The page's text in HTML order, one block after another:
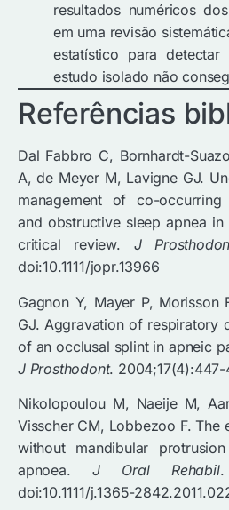
resultados numéricos
em uma revisão
estatístico para
estudo isolado não
Referências
Dal Fabbro C, Bornhardt-
A, de Meyer M, Lavigne GJ.
management of co-occurring
and obstructive sleep apnea
critical review. J
doi:10.1111/jopr.13966
Gagnon Y, Mayer P, Morisson
GJ. Aggravation of respiratory
of an occlusal splint in apneic
J Prosthodont. 2004;17(4):447-
Nikolopoulou M, Naeije M,
Visscher CM, Lobbezoo F. The
without mandibular
apnoea.J Oral Rehabil.
doi:10.1111/j.1365-